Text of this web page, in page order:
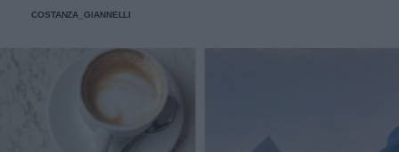
COSTANZA_GIANNELLI